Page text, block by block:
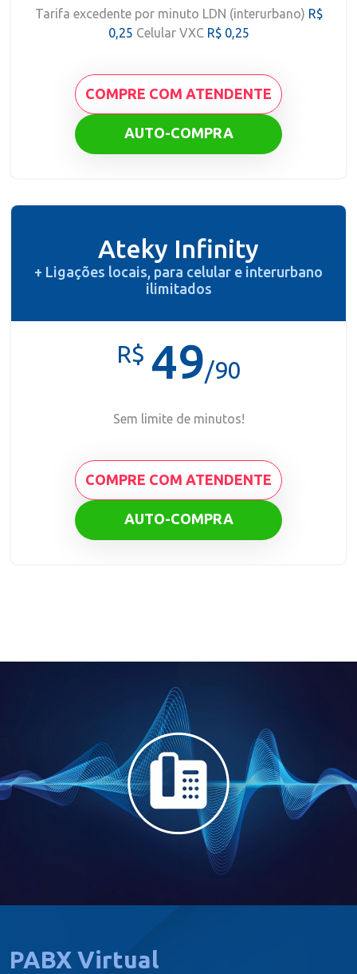
Tarifa excedente por minuto LDN (interurbano) R$
0,25 Celular VXC R$ 0,25
COMPRE COM ATENDENTE
AUTO-COMPRA
Ateky Infinity
+ Ligações locais, para celular e interurbano
ilimitados
R$ 49/90
Sem limite de minutos!
COMPRE COM ATENDENTE
AUTO-COMPRA
PABX Virtual